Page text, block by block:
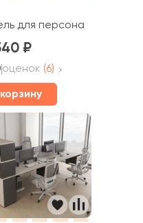
/ Trend
для персонала Сигма /
оценок (6)